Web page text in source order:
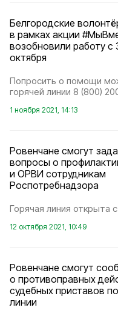
Белгородские
в рамках акции
возобновили работу с
октября
Попросить о помощи
горячей линии 8 (800)
1 ноября 2021, 14:13
Ровенчане смогут
вопросы о
и ОРВИ сотрудникам
Роспотребнадзора
Горячая линия открыта
12 октября 2021, 10:49
Ровенчане смогут
о противоправных
судебных приставов
линии